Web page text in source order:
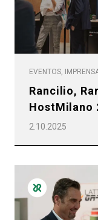
EVENTOS,
Rancilio,
HostMilano
2.10.2025